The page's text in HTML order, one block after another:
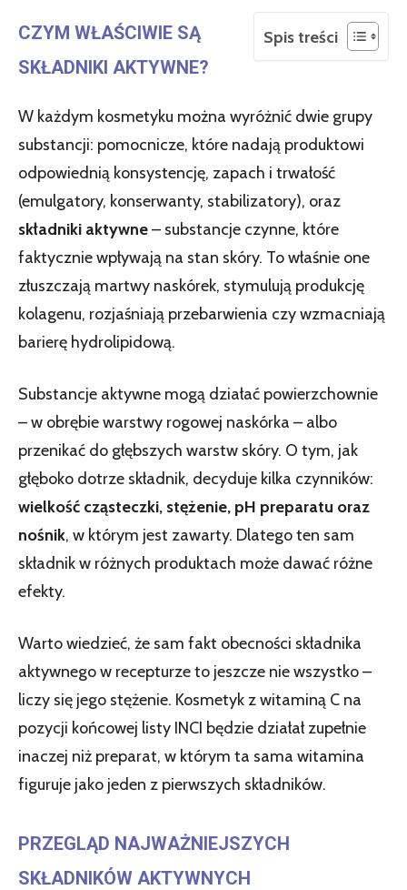
Spis treści
CZYM WŁAŚCIWIE SĄ
SKŁADNIKI AKTYWNE?
W każdym kosmetyku można wyróżnić dwie grupy
substancji: pomocnicze, które nadają produktowi
odpowiednią konsystencję, zapach i trwałość
(emulgatory, konserwanty, stabilizatory), oraz
składniki aktywne– substancje czynne, które
faktycznie wpływają na stan skóry. To właśnie one
złuszczają martwy naskórek, stymulują produkcję
kolagenu, rozjaśniają przebarwienia czy wzmacniają
barierę hydrolipidową.
Substancje aktywne mogą działać powierzchownie
– w obrębie warstwy rogowej naskórka – albo
przenikać do głębszych warstw skóry. O tym, jak
głęboko dotrze składnik, decyduje kilka czynników:
wielkość cząsteczki, stężenie, pH preparatu oraz
nośnik, w którym jest zawarty. Dlatego ten sam
składnik w różnych produktach może dawać różne
efekty.
Warto wiedzieć, że sam fakt obecności składnika
aktywnego w recepturze to jeszcze nie wszystko –
liczy się jego stężenie. Kosmetyk z witaminą C na
pozycji końcowej listy INCI będzie działał zupełnie
inaczej niż preparat, w którym ta sama witamina
figuruje jako jeden z pierwszych składników.
PRZEGLĄD NAJWAŻNIEJSZYCH
SKŁADNIKÓW AKTYWNYCH